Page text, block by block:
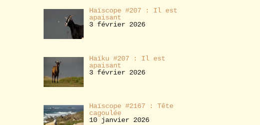
Haïscope #207 : Il est
apaisant
3 février 2026
Haïku #207 : Il est
apaisant
3 février 2026
Haïscope #2167 : Tête
cagoulée
10 janvier 2026